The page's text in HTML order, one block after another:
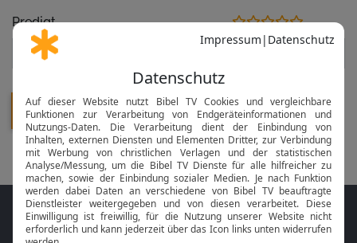
Predigt
Folge MeinGottesdienst.com auf den